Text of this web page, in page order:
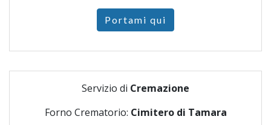
Portami qui
Servizio di Cremazione
Forno Crematorio: Cimitero di Tamara